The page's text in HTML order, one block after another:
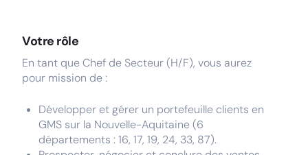
Votre rôle
En tant que Chef de Secteur (H/F), vous aurez
pour mission de :
Développer et gérer un portefeuille clients en
GMS sur la Nouvelle-Aquitaine (6
départements : 16, 17, 19, 24, 33, 87).